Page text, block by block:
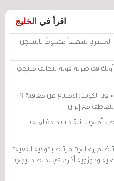
اقرأ في الخليج
المسري شهيداً مظلومًا بالسجن
في ضربة قوية لتحالف منتجي
محكمة «أمن الدولة» في الكويت: الامتناع عن معاقبة 109
أمني .. انتقادات حادة لملف
إرهابي" مرتبط بـ"ولاية الفقيه"
وحوزوية أخرى في تخبط خليجي